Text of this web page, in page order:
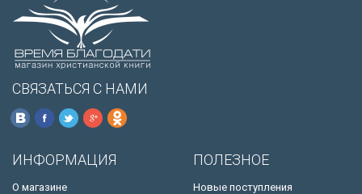
СВЯЗАТЬСЯ С НАМИ
ИНФОРМАЦИЯ
О магазине
ПОЛЕЗНОЕ
Новые поступления